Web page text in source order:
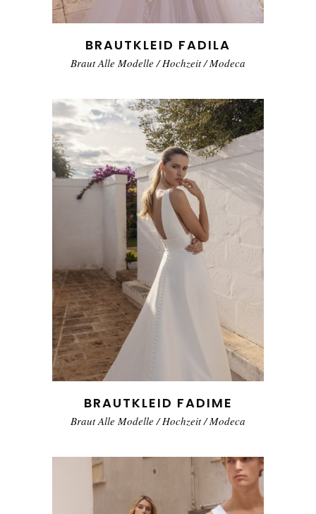
BRAUTKLEID FADILA
Braut Alle Modelle /Hochzeit/Modeca
BRAUTKLEID FADIME
Braut Alle Modelle /Hochzeit/Modeca